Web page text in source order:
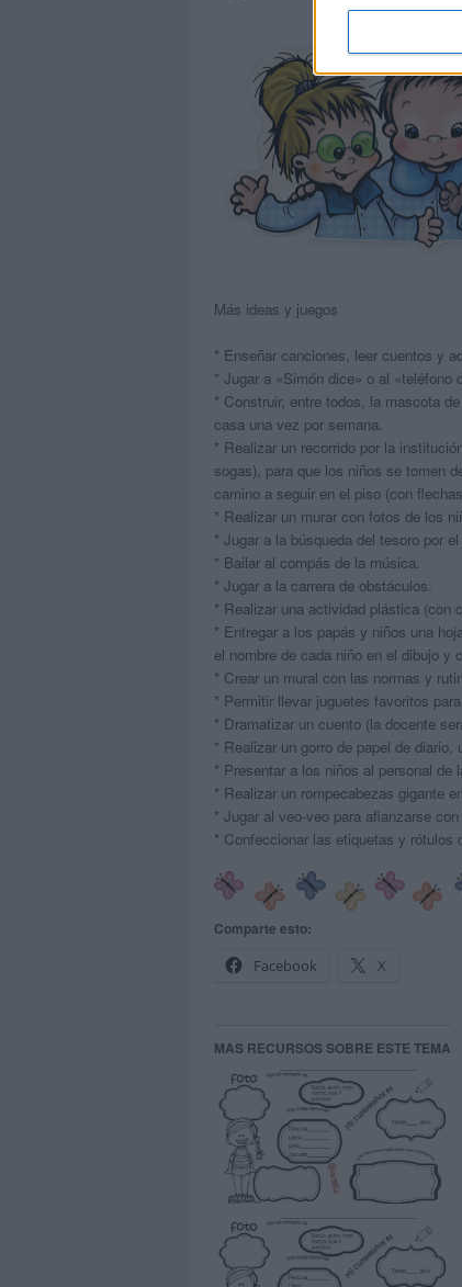
Más ideas y juegos
* Enseñar canciones, leer cuentos y
* Jugar a «Simón dice» o al «teléfono
* Construir, entre todos, la mascota
casa una vez por semana.
* Realizar un recorrido por la
sogas), para que los niños se tomen
camino a seguir en el piso (con
* Realizar un murar con fotos de los
* Jugar a la búsqueda del tesoro por el
* Bailar al compás de la música.
* Jugar a la carrera de obstáculos.
* Realizar una actividad plástica (con
* Entregar a los papás y niños una
el nombre de cada niño en el dibujo y
* Crear un mural con las normas y
* Permitir llevar juguetes favoritos
* Dramatizar un cuento (la docente
* Realizar un gorro de papel de
* Presentar a los niños al personal de
* Realizar un rompecabezas gigante
* Jugar al veo-veo para afianzarse
* Confeccionar las etiquetas y rótulos
Comparte esto:
Facebook
X
MAS RECURSOS SOBRE ESTE TEMA